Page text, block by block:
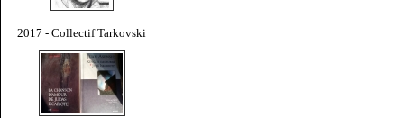
2017 - Collectif Tarkovski